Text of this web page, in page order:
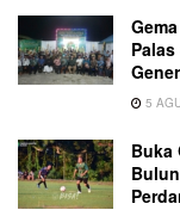
5
Buka